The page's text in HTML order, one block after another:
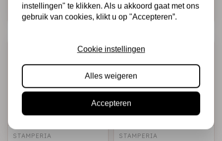
Snel toevoegen Snel toevoegen
STAMPERIA STAMPERIA
instellingen" te klikken. Als u akkoord gaat met ons
gebruik van cookies, klikt u op "Accepteren”.
Cookie instellingen
Alles weigeren
Accepteren